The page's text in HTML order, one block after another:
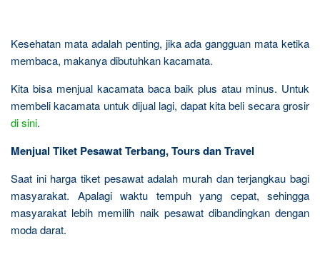
Kesehatan mata adalah penting, jika ada gangguan mata ketika
membaca, makanya dibutuhkan kacamata.
Kita bisa menjual kacamata baca baik plus atau minus. Untuk
membeli kacamata untuk dijual lagi, dapat kita beli secara grosir
di sini.
Menjual Tiket Pesawat Terbang, Tours dan Travel
Saat ini harga tiket pesawat adalah murah dan terjangkau bagi
masyarakat. Apalagi waktu tempuh yang cepat, sehingga
masyarakat lebih memilih naik pesawat dibandingkan dengan
moda darat.